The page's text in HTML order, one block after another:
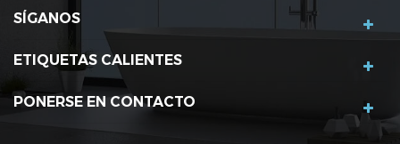
SÍGANOS
ETIQUETAS CALIENTES
PONERSE EN CONTACTO